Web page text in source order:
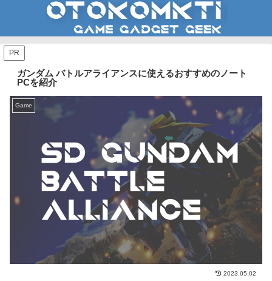
PR
ガンダム バトルアライアンスに使えるおすすめのノート
PCを紹介
Game
2023.05.02